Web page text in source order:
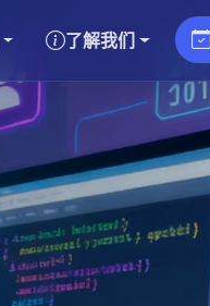
了解我们